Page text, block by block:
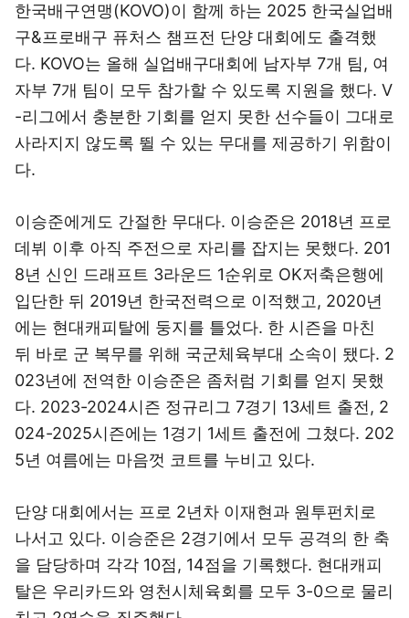
한국배구연맹(KOVO)이 함께 하는 2025 한국실업배
구&프로배구 퓨처스 챔프전 단양 대회에도 출격했
다. KOVO는 올해 실업배구대회에 남자부 7개 팀, 여
자부 7개 팀이 모두 참가할 수 있도록 지원을 했다. V
-리그에서 충분한 기회를 얻지 못한 선수들이 그대로
사라지지 않도록 뛸 수 있는 무대를 제공하기 위함이
다.
이승준에게도 간절한 무대다. 이승준은 2018년 프로
데뷔 이후 아직 주전으로 자리를 잡지는 못했다. 201
8년 신인 드래프트 3라운드 1순위로 OK저축은행에
입단한 뒤 2019년 한국전력으로 이적했고, 2020년
에는 현대캐피탈에 둥지를 틀었다. 한 시즌을 마친
뒤 바로 군 복무를 위해 국군체육부대 소속이 됐다. 2
023년에 전역한 이승준은 좀처럼 기회를 얻지 못했
다. 2023-2024시즌 정규리그 7경기 13세트 출전, 2
024-2025시즌에는 1경기 1세트 출전에 그쳤다. 202
5년 여름에는 마음껏 코트를 누비고 있다.
단양 대회에서는 프로 2년차 이재현과 원투펀치로
나서고 있다. 이승준은 2경기에서 모두 공격의 한 축
을 담당하며 각각 10점, 14점을 기록했다. 현대캐피
탈은 우리카드와 영천시체육회를 모두 3-0으로 물리